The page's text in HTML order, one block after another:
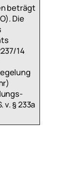
beträgt
Die
14
§ 233a